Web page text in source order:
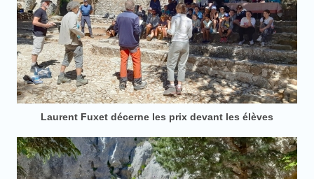
Laurent Fuxet décerne les prix devant les élèves